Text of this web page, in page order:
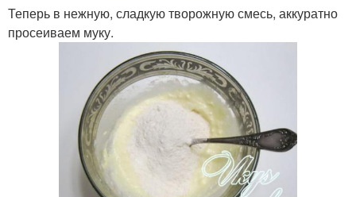
Теперь в нежную, сладкую творожную смесь, аккуратно
просеиваем муку.